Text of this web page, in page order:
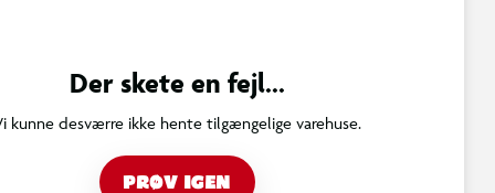
Der skete en fejl...
kunne desværre ikke hente tilgængelige varehuse.
PRØV IGEN